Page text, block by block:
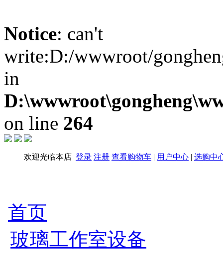
Notice: can't
write:D:/wwwroot/
in
on line 264
欢迎光临本店 登录 注册 查看购物车 | 用户中心 | 选购中
首页
玻璃工作室设备